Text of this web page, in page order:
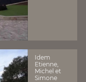
Idem
Etienne,
Michel et
Simone